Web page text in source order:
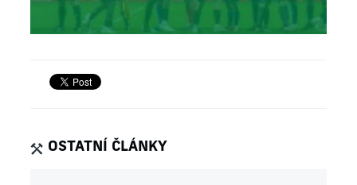
OSTATNÍ ČLÁNKY